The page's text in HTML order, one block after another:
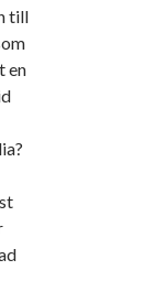
till
en